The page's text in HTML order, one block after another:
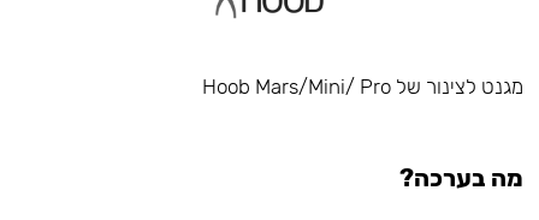
מגנט לצינור של Hoob Mars/Mini/ Pro
מה בערכה?